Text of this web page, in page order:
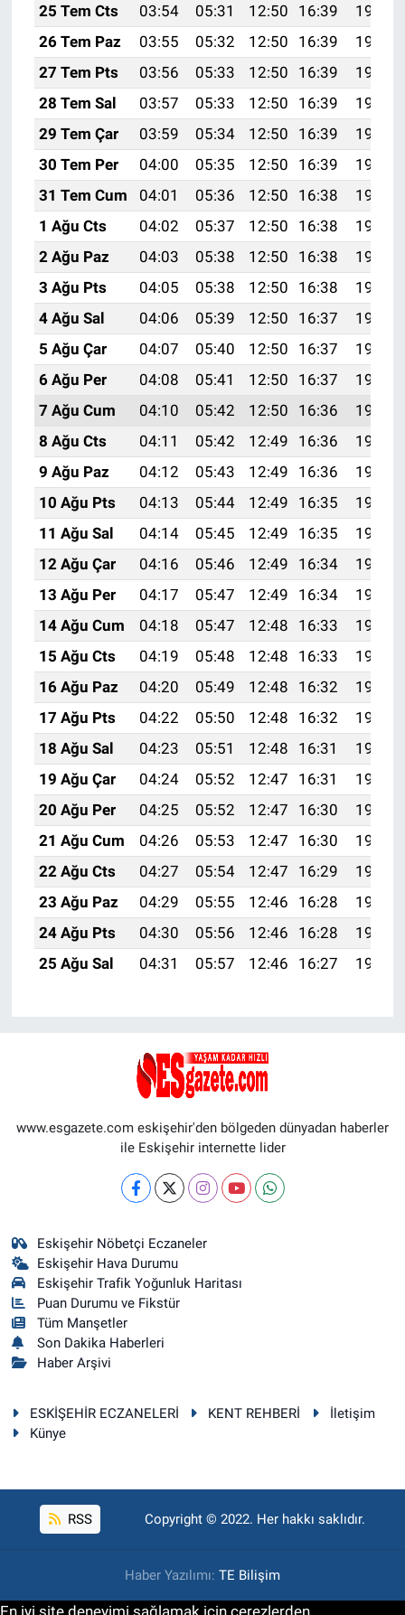
25 Tem Cts
03:54 05:31 12:50 16:39
19:59
26 Tem Paz
03:55 05:32 12:50 16:39
19:59
27 Tem Pts
03:56 05:33 12:50 16:39
19:58
28 Tem Sal
03:57 05:33 12:50 16:39
19:57
29 Tem Çar
03:59 05:34 12:50 16:39
19:56
30 Tem Per
04:00 05:35 12:50 16:39
19:55
31 Tem Cum
04:01 05:36 12:50 16:38
19:54
1 Ağu Cts
04:02 05:37 12:50 16:38
19:54
2 Ağu Paz
04:03 05:38 12:50 16:38
19:53
3 Ağu Pts
04:05 05:38 12:50 16:38
19:52
4 Ağu Sal
04:06 05:39 12:50 16:37
19:51
5 Ağu Çar
04:07 05:40 12:50 16:37
19:50
6 Ağu Per
04:08 05:41 12:50 16:37
19:49
7 Ağu Cum
04:10 05:42 12:50 16:36
19:48
8 Ağu Cts
04:11 05:42 12:49 16:36
19:46
9 Ağu Paz
04:12 05:43 12:49 16:36
19:45
10 Ağu Pts
04:13 05:44 12:49 16:35
19:44
11 Ağu Sal
04:14 05:45 12:49 16:35
19:43
12 Ağu Çar
04:16 05:46 12:49 16:34
19:42
13 Ağu Per
04:17 05:47 12:49 16:34
19:41
14 Ağu Cum
04:18 05:47 12:48 16:33
19:40
15 Ağu Cts
04:19 05:48 12:48 16:33
19:38
16 Ağu Paz
04:20 05:49 12:48 16:32
19:37
17 Ağu Pts
04:22 05:50 12:48 16:32
19:36
18 Ağu Sal
04:23 05:51 12:48 16:31
19:35
19 Ağu Çar
04:24 05:52 12:47 16:31
19:33
20 Ağu Per
04:25 05:52 12:47 16:30
19:32
21 Ağu Cum
04:26 05:53 12:47 16:30
19:31
22 Ağu Cts
04:27 05:54 12:47 16:29
19:29
23 Ağu Paz
04:29 05:55 12:46 16:28
19:28
24 Ağu Pts
04:30 05:56 12:46 16:28
19:27
25 Ağu Sal
04:31 05:57 12:46 16:27 19:25
www.esgazete.com eskişehir'den bölgeden dünyadan haberler
ile Eskişehir internette lider
Eskişehir Nöbetçi Eczaneler
Eskişehir Hava Durumu
Eskişehir Trafik Yoğunluk Haritası
Puan Durumu ve Fikstür
Tüm Manşetler
Son Dakika Haberleri
Haber Arşivi
ESKİŞEHİR ECZANELERİ KENT REHBERİ
İletişim
Künye
RSS Copyright © 2022. Her hakkı saklıdır.
Haber Yazılımı: TE Bilişim
En iyi site deneyimi sağlamak için çerezlerden